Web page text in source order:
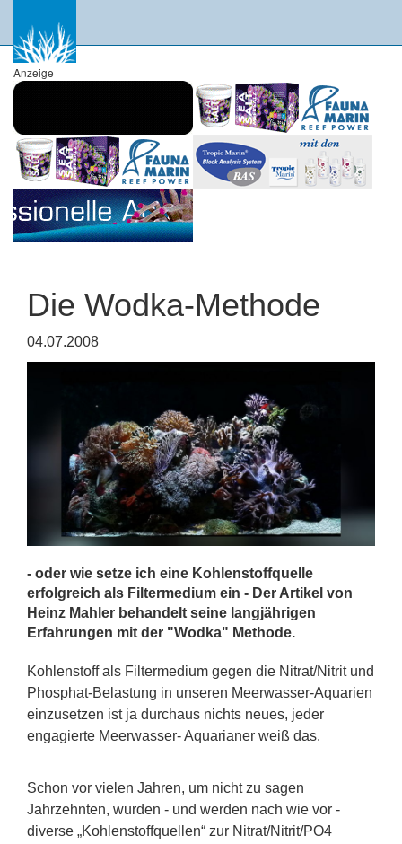
Anzeige
Die Wodka-Methode
04.07.2008
- oder wie setze ich eine Kohlenstoffquelle
erfolgreich als Filtermedium ein - Der Artikel von
Heinz Mahler behandelt seine langjährigen
Erfahrungen mit der "Wodka" Methode.
Kohlenstoff als Filtermedium gegen die Nitrat/Nitrit und
Phosphat-Belastung in unseren Meerwasser-Aquarien
einzusetzen ist ja durchaus nichts neues, jeder
engagierte Meerwasser- Aquarianer weiß das.
Schon vor vielen Jahren, um nicht zu sagen
Jahrzehnten, wurden - und werden nach wie vor -
diverse „Kohlenstoffquellen“ zur Nitrat/Nitrit/PO4